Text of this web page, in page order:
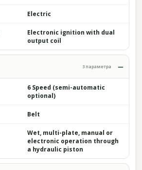
Electric
Electronic ignition with dual
output coil
3 параметра
6 Speed (semi-automatic
optional)
Belt
Wet, multi-plate, manual or
electronic operation through
a hydraulic piston